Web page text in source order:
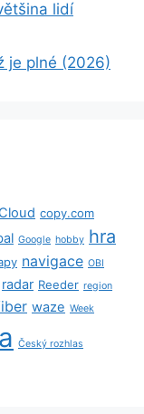
lidí
je plné (2026)
Cloud copy.com
Google hobby hra
navigace OBI
radar Reeder region
waze Week
Český rozhlas